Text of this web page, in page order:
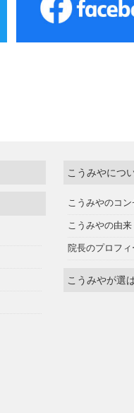
こうみやにつ
こうみやのコン
こうみやの由来
院長のプロフィ
こうみやが選